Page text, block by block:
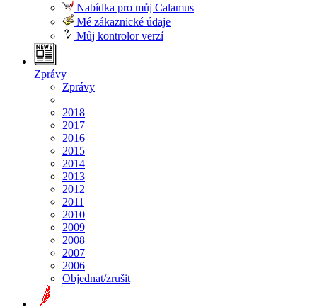
Nabídka pro můj Calamus
Mé zákaznické údaje
Můj kontrolor verzí
Zprávy
Zprávy
2018
2017
2016
2015
2014
2013
2012
2011
2010
2009
2008
2007
2006
Objednat/zrušit